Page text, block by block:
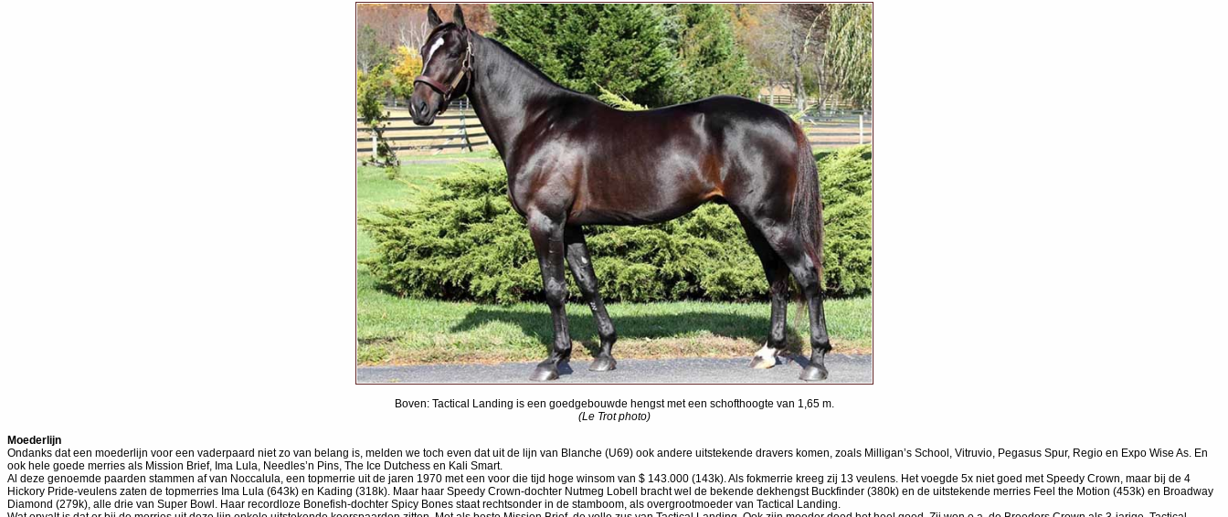
Boven: Tactical Landing is een goedgebouwde hengst met een schofthoogte van 1,65 m.
(Le Trot photo)
Moederlijn
Ondanks dat een moederlijn voor een vaderpaard niet zo van belang is, melden we toch even dat uit de lijn van Blanche (U69) ook andere uitstekende dravers komen, zoals Milligan’s School, Vitruvio, Pegasus Spur, Regio en Expo Wise As. En
ook hele goede merries als Mission Brief, Ima Lula, Needles’n Pins, The Ice Dutchess en Kali Smart.
Al deze genoemde paarden stammen af van Noccalula, een topmerrie uit de jaren 1970 met een voor die tijd hoge winsom van $ 143.000 (143k). Als fokmerrie kreeg zij 13 veulens. Het voegde 5x niet goed met Speedy Crown, maar bij de 4
Hickory Pride-veulens zaten de topmerries Ima Lula (643k) en Kading (318k). Maar haar Speedy Crown-dochter Nutmeg Lobell bracht wel de bekende dekhengst Buckfinder (380k) en de uitstekende merries Feel the Motion (453k) en Broadway
Diamond (279k), alle drie van Super Bowl. Haar recordloze Bonefish-dochter Spicy Bones staat rechtsonder in de stamboom, als overgrootmoeder van Tactical Landing.